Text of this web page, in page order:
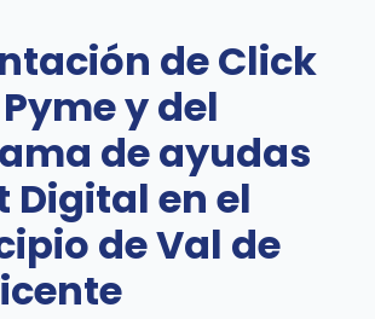
de Click
y del
de ayudas
Digital en el
de Val de